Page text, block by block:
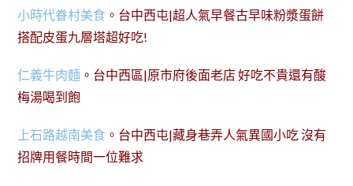
小時代眷村美食 。台中西屯|超人氣早餐古早味粉漿蛋餅
搭配皮蛋九層塔超好吃!
仁義牛肉麵 。台中西區|原市府後面老店 好吃不貴還有酸
梅湯喝到飽
上石路越南美食 。台中西屯|藏身巷弄人氣異國小吃 沒有
招牌用餐時間一位難求